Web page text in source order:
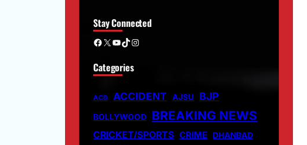
Stay Connected
Facebook X YouTube TikTok Instagram
Categories
ACB ACCIDENT AJSU BJP
BOLLYWOOD BREAKING NEWS
CRICKET/SPORTS CRIME DHANBAD